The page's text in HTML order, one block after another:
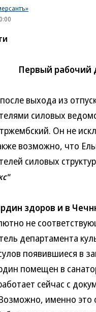
Первый рабочий
выхода из
силовых
Он не
возможно, что
силовых
здоров и в
не
департамента
появившиеся в
помещен в
сейчас с
именно это